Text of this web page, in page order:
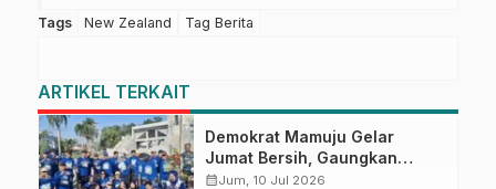
Tags New Zealand Tag Berita
ARTIKEL TERKAIT
Demokrat Mamuju Gelar
Jumat Bersih, Gaungkan
Gerakan Langit Biru Indonesia
calendar_monthJum, 10 Jul 2026